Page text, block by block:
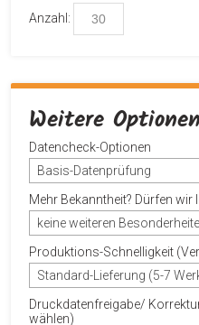
Anzahl:
Weitere Optionen
Datencheck-Optionen
Basis-Datenprüfung
Mehr Bekanntheit? Dürfen
keine weiteren
Produktions-Schnelligkeit
Standard-Lieferung (5-7
Druckdatenfreigabe/
wählen)